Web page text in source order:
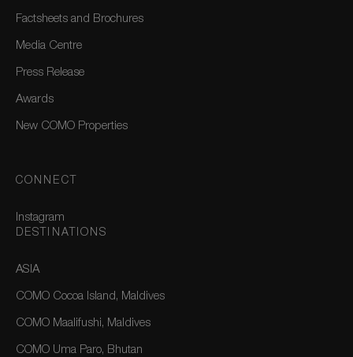
Factsheets and Brochures
Media Centre
Press Release
Awards
New COMO Properties
CONNECT
Instagram
DESTINATIONS
ASIA
COMO Cocoa Island, Maldives
COMO Maalifushi, Maldives
COMO Uma Paro, Bhutan